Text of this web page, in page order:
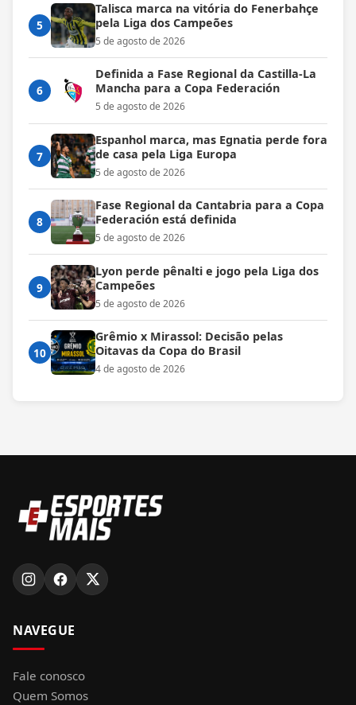
5
Talisca marca na vitória do Fenerbahçe
pela Liga dos Campeões
5 de agosto de 2026
6
Definida a Fase Regional da Castilla-La
Mancha para a Copa Federación
5 de agosto de 2026
7
Espanhol marca, mas Egnatia perde fora
de casa pela Liga Europa
5 de agosto de 2026
8
Fase Regional da Cantabria para a Copa
Federación está definida
5 de agosto de 2026
9
Lyon perde pênalti e jogo pela Liga dos
Campeões
5 de agosto de 2026
10
Grêmio x Mirassol: Decisão pelas
Oitavas da Copa do Brasil
4 de agosto de 2026
NAVEGUE
Fale conosco
Quem Somos